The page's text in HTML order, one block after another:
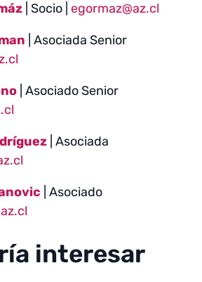
| Socio | egormaz@az.cl
| Asociada Senior
| Asociado Senior
| Asociada
| Asociado
interesar